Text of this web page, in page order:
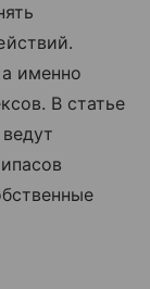
именно
В статье